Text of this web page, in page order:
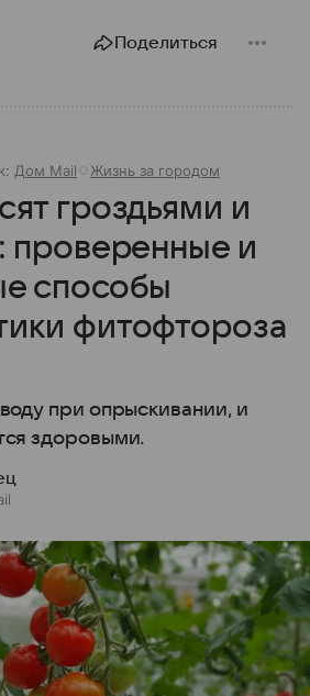
Поделиться
Дом Mail Жизнь за городом
гроздьями и
проверенные и
способы
фитофтороза
при опрыскивании, и
здоровыми.